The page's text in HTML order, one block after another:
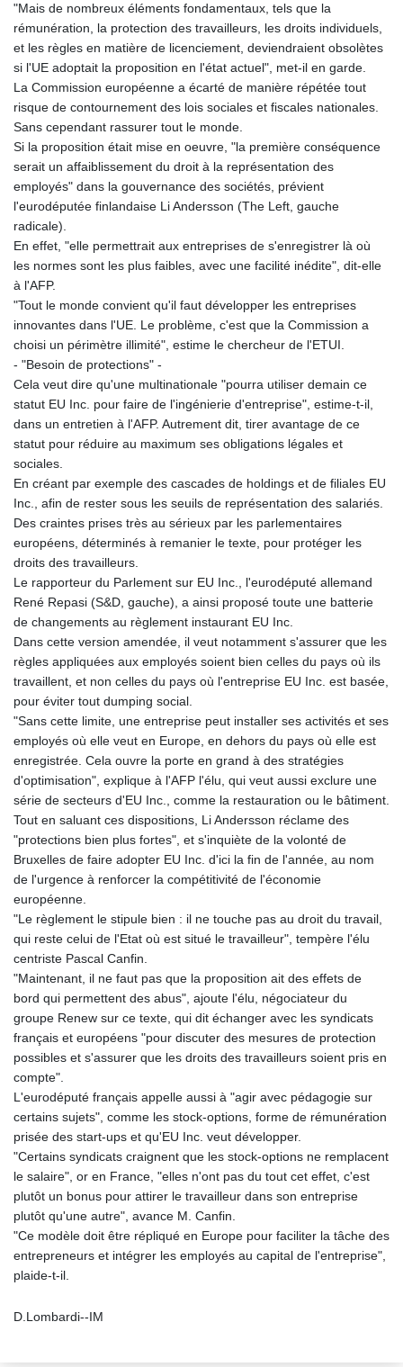
"Mais de nombreux éléments fondamentaux, tels que la
rémunération, la protection des travailleurs, les droits individuels,
et les règles en matière de licenciement, deviendraient obsolètes
si l'UE adoptait la proposition en l'état actuel", met-il en garde.
La Commission européenne a écarté de manière répétée tout
risque de contournement des lois sociales et fiscales nationales.
Sans cependant rassurer tout le monde.
Si la proposition était mise en oeuvre, "la première conséquence
serait un affaiblissement du droit à la représentation des
employés" dans la gouvernance des sociétés, prévient
l'eurodéputée finlandaise Li Andersson (The Left, gauche
radicale).
En effet, "elle permettrait aux entreprises de s'enregistrer là où
les normes sont les plus faibles, avec une facilité inédite", dit-elle
à l'AFP.
"Tout le monde convient qu'il faut développer les entreprises
innovantes dans l'UE. Le problème, c'est que la Commission a
choisi un périmètre illimité", estime le chercheur de l'ETUI.
- "Besoin de protections" -
Cela veut dire qu'une multinationale "pourra utiliser demain ce
statut EU Inc. pour faire de l'ingénierie d'entreprise", estime-t-il,
dans un entretien à l'AFP. Autrement dit, tirer avantage de ce
statut pour réduire au maximum ses obligations légales et
sociales.
En créant par exemple des cascades de holdings et de filiales EU
Inc., afin de rester sous les seuils de représentation des salariés.
Des craintes prises très au sérieux par les parlementaires
européens, déterminés à remanier le texte, pour protéger les
droits des travailleurs.
Le rapporteur du Parlement sur EU Inc., l'eurodéputé allemand
René Repasi (S&D, gauche), a ainsi proposé toute une batterie
de changements au règlement instaurant EU Inc.
Dans cette version amendée, il veut notamment s'assurer que les
règles appliquées aux employés soient bien celles du pays où ils
travaillent, et non celles du pays où l'entreprise EU Inc. est basée,
pour éviter tout dumping social.
"Sans cette limite, une entreprise peut installer ses activités et ses
employés où elle veut en Europe, en dehors du pays où elle est
enregistrée. Cela ouvre la porte en grand à des stratégies
d'optimisation", explique à l'AFP l'élu, qui veut aussi exclure une
série de secteurs d'EU Inc., comme la restauration ou le bâtiment.
Tout en saluant ces dispositions, Li Andersson réclame des
"protections bien plus fortes", et s'inquiète de la volonté de
Bruxelles de faire adopter EU Inc. d'ici la fin de l'année, au nom
de l'urgence à renforcer la compétitivité de l'économie
européenne.
"Le règlement le stipule bien : il ne touche pas au droit du travail,
qui reste celui de l'Etat où est situé le travailleur", tempère l'élu
centriste Pascal Canfin.
"Maintenant, il ne faut pas que la proposition ait des effets de
bord qui permettent des abus", ajoute l'élu, négociateur du
groupe Renew sur ce texte, qui dit échanger avec les syndicats
français et européens "pour discuter des mesures de protection
possibles et s'assurer que les droits des travailleurs soient pris en
compte".
L'eurodéputé français appelle aussi à "agir avec pédagogie sur
certains sujets", comme les stock-options, forme de rémunération
prisée des start-ups et qu'EU Inc. veut développer.
"Certains syndicats craignent que les stock-options ne remplacent
le salaire", or en France, "elles n'ont pas du tout cet effet, c'est
plutôt un bonus pour attirer le travailleur dans son entreprise
plutôt qu'une autre", avance M. Canfin.
"Ce modèle doit être répliqué en Europe pour faciliter la tâche des
entrepreneurs et intégrer les employés au capital de l'entreprise",
plaide-t-il.
D.Lombardi--IM